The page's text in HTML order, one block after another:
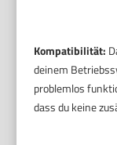
Kompatibilität:
deinem
problemlos
dass du keine